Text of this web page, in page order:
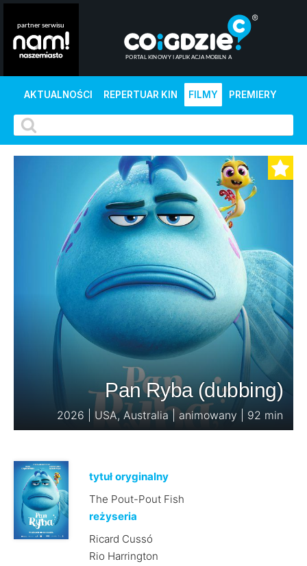
AKTUALNOŚCI REPERTUAR KIN FILMY PREMIERY
Pan Ryba (dubbing)
2026 | USA, Australia | animowany | 92 min
tytuł oryginalny
The Pout-Pout Fish
reżyseria
Ricard Cussó
Rio Harrington